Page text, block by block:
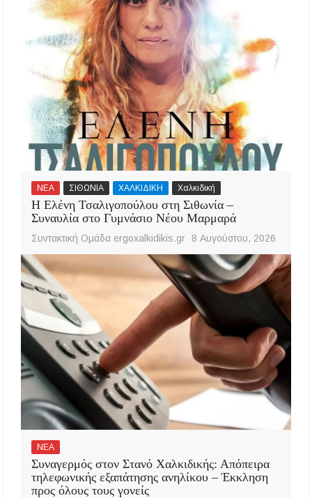
ΝΕΑ ΣΙΘΩΝΙΑ ΧΑΛΚΙΔΙΚΗ Χαλκιδική
Η Ελένη Τσαλιγοπούλου στη Σιθωνία –
Συναυλία στο Γυμνάσιο Νέου Μαρμαρά
Συντακτική Ομάδα ergoxalkidikis.gr 8 Αυγούστου, 2026
ΝΕΑ
Συναγερμός στον Στανό Χαλκιδικής: Απόπειρα
τηλεφωνικής εξαπάτησης ανηλίκου – Έκκληση
προς όλους τους γονείς